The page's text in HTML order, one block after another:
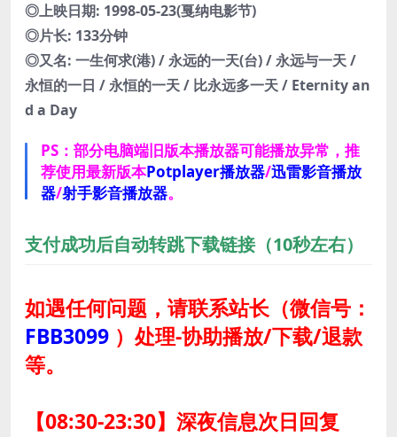
◎上映日期: 1998-05-23(戛纳电影节)
◎片长: 133分钟
◎又名: 一生何求(港) / 永远的一天(台) / 永远与一天 /
永恒的一日 / 永恒的一天 / 比永远多一天 / Eternity an
d a Day
PS：部分电脑端旧版本播放器可能播放异常，推
荐使用最新版本Potplayer播放器/迅雷影音播放
器/射手影音播放器。
支付成功后自动转跳下载链接（10秒左右）
如遇任何问题，请联系站长（微信号：
FBB3099 ） 处理-协助播放/下载/退款
等。
【08:30-23:30】深夜信息次日回复